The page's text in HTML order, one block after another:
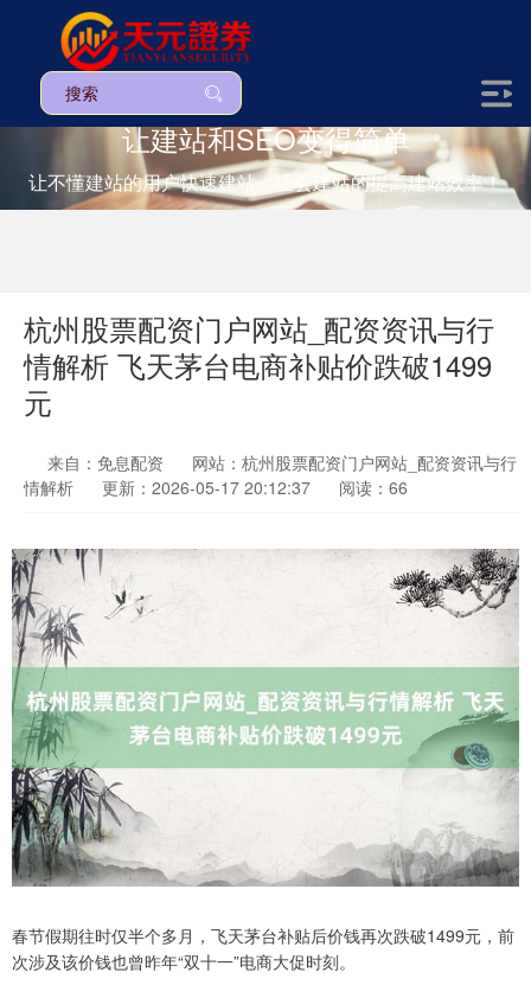
让建站和SEO变得简单
让不懂建站的用户快速建站，让会建站的提高建站效率！
杭州股票配资门户网站_配资资讯与行
情解析 飞天茅台电商补贴价跌破1499
元
来自：免息配资
网站：杭州股票配资门户网站_配资资讯与行
情解析
更新：2026-05-17 20:12:37 阅读：66
春节假期往时仅半个多月，飞天茅台补贴后价钱再次跌破1499元，前
次涉及该价钱也曾昨年“双十一”电商大促时刻。